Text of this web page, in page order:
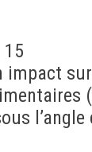
impact
l’angle